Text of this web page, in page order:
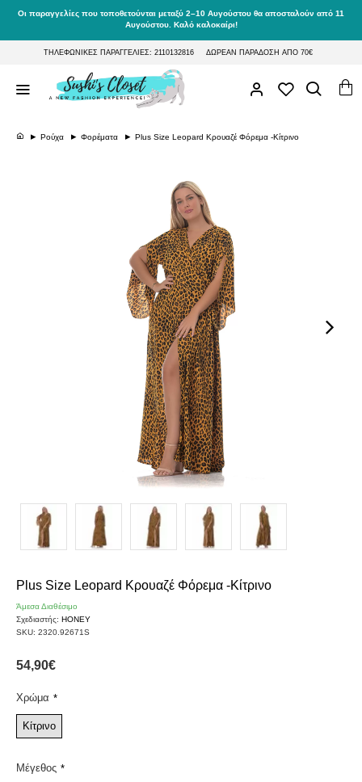
Οι παραγγελίες που τοποθετούνται μεταξύ 2–10 Αυγούστου θα αποσταλούν από 11
Αυγούστου. Καλό καλοκαίρι!
ΤΗΛΕΦΩΝΙΚΕΣ ΠΑΡΑΓΓΕΛΙΕΣ: 2110132816 ΔΩΡΕΑΝ ΠΑΡΑΔΟΣΗ ΑΠΟ 70€
Ρούχα Φορέματα Plus Size Leopard Κρουαζέ Φόρεμα -Κίτρινο
Plus Size Leopard Κρουαζέ Φόρεμα -Κίτρινο
Άμεσα Διαθέσιμο
Σχεδιαστής: HONEY
SKU: 2320.92671S
54,90€
Χρώμα
Κίτρινο
Μέγεθος